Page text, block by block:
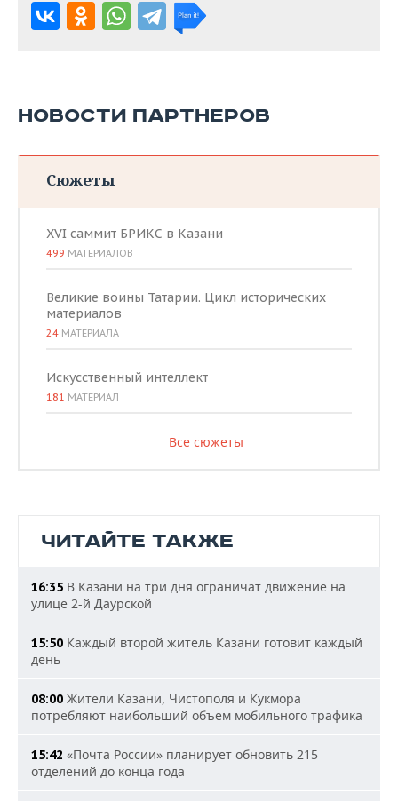
НОВОСТИ ПАРТНЕРОВ
Сюжеты
XVI саммит БРИКС в Казани
499 МАТЕРИАЛОВ
Великие воины Татарии. Цикл исторических
материалов
24 МАТЕРИАЛА
Искусственный интеллект
181 МАТЕРИАЛ
Все сюжеты
ЧИТАЙТЕ ТАКЖЕ
16:35 В Казани на три дня ограничат движение на
улице 2-й Даурской
15:50 Каждый второй житель Казани готовит каждый
день
08:00 Жители Казани, Чистополя и Кукмора
потребляют наибольший объем мобильного трафика
15:42 «Почта России» планирует обновить 215
отделений до конца года